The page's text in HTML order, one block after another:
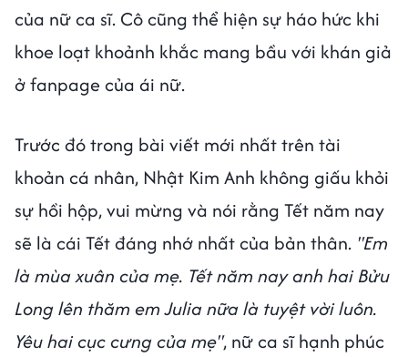
của nữ ca sĩ. Cô cũng thể hiện sự háo hức khi
khoe loạt khoảnh khắc mang bầu với khán giả
ở fanpage của ái nữ.
Trước đó trong bài viết mới nhất trên tài
khoản cá nhân, Nhật Kim Anh không giấu khỏi
sự hồi hộp, vui mừng và nói rằng Tết năm nay
sẽ là cái Tết đáng nhớ nhất của bản thân. "Em
là mùa xuân của mẹ. Tết năm nay anh hai Bửu
Long lên thăm em Julia nữa là tuyệt vời luôn.
Yêu hai cục cưng của mẹ", nữ ca sĩ hạnh phúc